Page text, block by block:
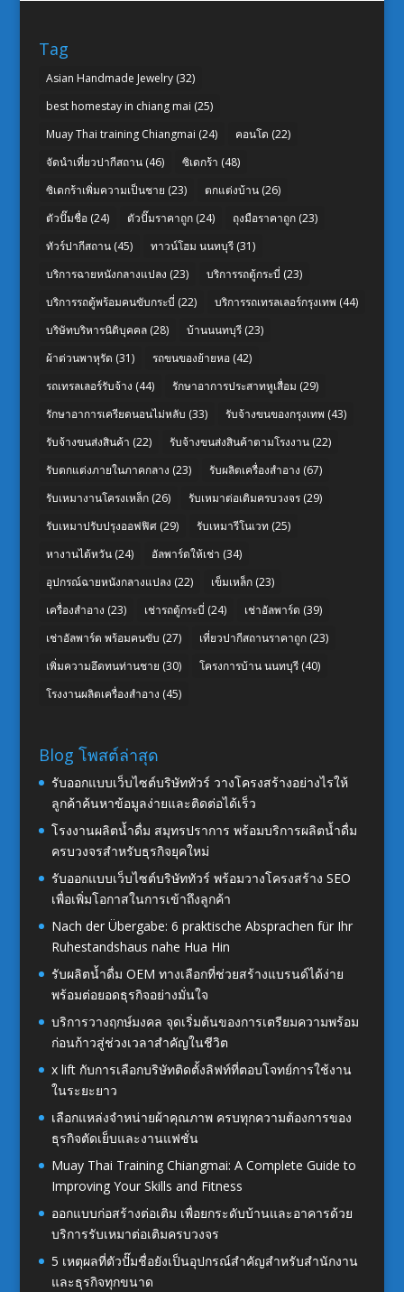
Tag
Asian Handmade Jewelry(32)
best homestay in chiang mai (25)
Muay Thai training Chiangmai (24) คอนโด (22)
จัดนำเที่ยวปากีสถาน(46) ซิเดกร้า (48)
ซิเดกร้าเพิ่มความเป็นชาย (23) ตกแต่งบ้าน(26)
ตัวปั๊มชื่อ(24) ตัวปั๊มราคาถูก(24) ถุงมือราคาถูก(23)
ทัวร์ปากีสถาน(45) ทาวน์โฮม นนทบุรี(31)
บริการฉายหนังกลางแปลง (23) บริการรถตู้กระบี่ (23)
บริการรถตู้พร้อมคนขับกระบี่ (22) บริการรถเทรลเลอร์กรุงเทพ (44)
บริษัทบริหารนิติบุคคล(28) บ้านนนทบุรี(23)
ผ้าต่วนพาหุรัด (31) รถขนของย้ายหอ(42)
รถเทรลเลอร์รับจ้าง (44) รักษาอาการประสาทหูเสื่อม (29)
รักษาอาการเครียดนอนไม่หลับ (33) รับจ้างขนของกรุงเทพ (43)
รับจ้างขนส่งสินค้า (22) รับจ้างขนส่งสินค้าตามโรงงาน(22)
รับตกแต่งภายในภาคกลาง (23) รับผลิตเครื่องสำอาง (67)
รับเหมางานโครงเหล็ก(26) รับเหมาต่อเติมครบวงจร(29)
รับเหมาปรับปรุงออฟฟิศ(29) รับเหมารีโนเวท (25)
หางานไต้หวัน(24) อัลพาร์ดให้เช่า (34)
อุปกรณ์ฉายหนังกลางแปลง (22) เข็มเหล็ก(23)
เครื่องสำอาง (23) เช่ารถตู้กระบี่ (24) เช่าอัลพาร์ด (39)
เช่าอัลพาร์ด พร้อมคนขับ (27) เที่ยวปากีสถานราคาถูก(23)
เพิ่มความอึดทนท่านชาย (30) โครงการบ้าน นนทบุรี(40)
โรงงานผลิตเครื่องสำอาง (45)
Blog โพสต์ล่าสุด
รับออกแบบเว็บไซต์บริษัททัวร์ วางโครงสร้างอย่างไรให้
ลูกค้าค้นหาข้อมูลง่ายและติดต่อได้เร็ว
โรงงานผลิตน้ำดื่ม สมุทรปราการ พร้อมบริการผลิตน้ำดื่ม
ครบวงจรสำหรับธุรกิจยุคใหม่
รับออกแบบเว็บไซต์บริษัททัวร์ พร้อมวางโครงสร้าง SEO
เพื่อเพิ่มโอกาสในการเข้าถึงลูกค้า
Nach der Übergabe: 6 praktische Absprachen für Ihr
Ruhestandshaus nahe Hua Hin
รับผลิตน้ำดื่ม OEM ทางเลือกที่ช่วยสร้างแบรนด์ได้ง่าย
พร้อมต่อยอดธุรกิจอย่างมั่นใจ
บริการวางฤกษ์มงคล จุดเริ่มต้นของการเตรียมความพร้อม
ก่อนก้าวสู่ช่วงเวลาสำคัญในชีวิต
x lift กับการเลือกบริษัทติดตั้งลิฟท์ที่ตอบโจทย์การใช้งาน
ในระยะยาว
เลือกแหล่งจำหน่ายผ้าคุณภาพ ครบทุกความต้องการของ
ธุรกิจตัดเย็บและงานแฟชั่น
Muay Thai Training Chiangmai: A Complete Guide to
Improving Your Skills and Fitness
ออกแบบก่อสร้างต่อเติม เพื่อยกระดับบ้านและอาคารด้วย
บริการรับเหมาต่อเติมครบวงจร
5 เหตุผลที่ตัวปั๊มชื่อยังเป็นอุปกรณ์สำคัญสำหรับสำนักงาน
และธุรกิจทุกขนาด